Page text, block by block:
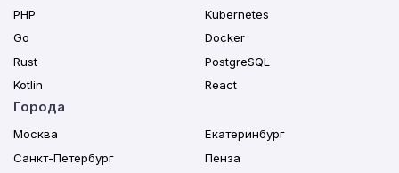
PHP
Go
Rust
Kotlin
Kubernetes
Docker
PostgreSQL
React
Города
Москва
Санкт-Петербург
Екатеринбург
Пенза